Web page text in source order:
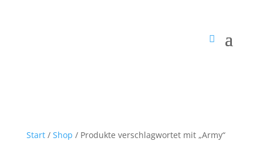
Start/ Shop / Produkte verschlagwortet mit „Army“